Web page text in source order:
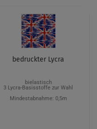
bedruckter Lycra
bielastisch
3 Lycra-Basisstoffe zur Wahl
Mindestabnahme: 0,5m